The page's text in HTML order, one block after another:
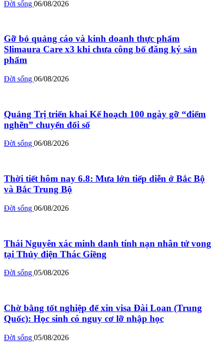
Đời sống 06/08/2026
Gỡ bỏ quảng cáo và kinh doanh thực phẩm
Slimaura Care x3 khi chưa công bố đăng ký sản
phẩm
Đời sống 06/08/2026
Quảng Trị triển khai Kế hoạch 100 ngày gỡ “điểm
nghẽn” chuyển đổi số
Đời sống 06/08/2026
Thời tiết hôm nay 6.8: Mưa lớn tiếp diễn ở Bắc Bộ
và Bắc Trung Bộ
Đời sống 06/08/2026
Thái Nguyên xác minh danh tính nạn nhân tử vong
tại Thủy điện Thác Giềng
Đời sống 05/08/2026
Chờ bằng tốt nghiệp để xin visa Đài Loan (Trung
Quốc): Học sinh có nguy cơ lỡ nhập học
Đời sống 05/08/2026